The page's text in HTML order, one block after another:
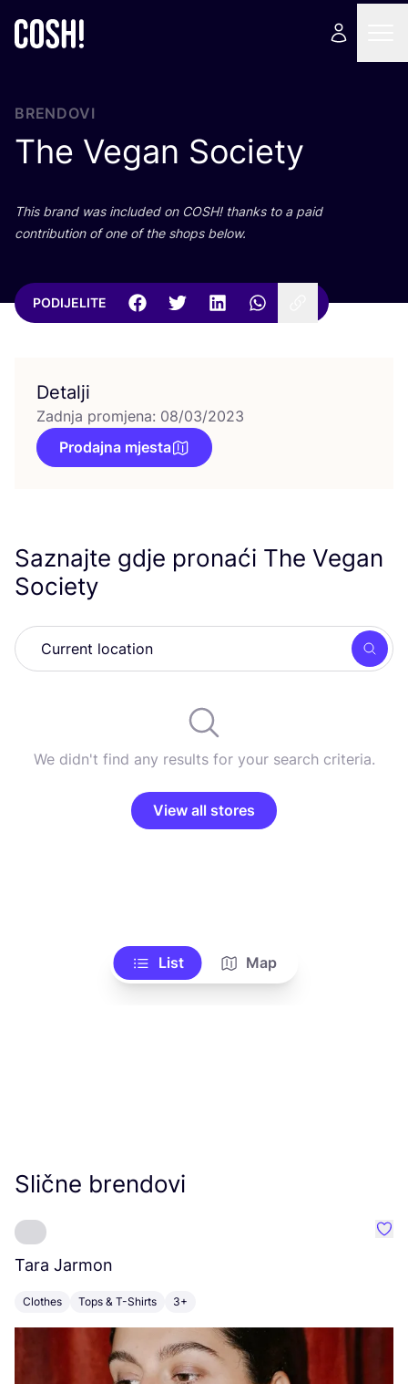
BRENDOVI
The Vegan Society
This brand was inclu­ded on COSH! than­ks to a paid
con­tri­bu­ti­on of one of the shops below.
PODIJELITE
Detalji
Zadnja promjena: 08/03/2023
Prodajna mjesta
Saznajte gdje pronaći The Vegan
Society
We didn't find any results for your search criteria.
View all stores
List Map
Slične brendovi
Tara Jarmon
Clothes Tops & T-Shirts 3+